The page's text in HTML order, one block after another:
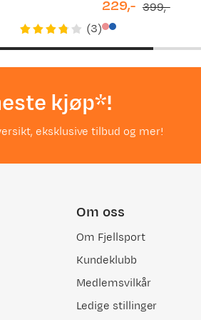
(3)discounted
229,-
original
399,-
kjøp*!
eksklusive tilbud og mer!
Om oss
Om Fjellsport
Kundeklubb
Medlemsvilkår
Ledige stillinger